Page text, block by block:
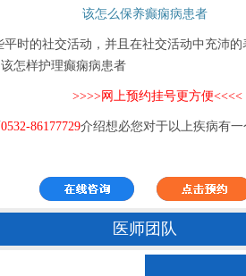
该怎么保养癫痫病患者
的社交活动，并且在社交活动中充沛的
怎样护理癫痫病患者
>>>>网上预约挂号更方便<<<<
0532-86177729介绍想必您对于以上疾病有
医师团队